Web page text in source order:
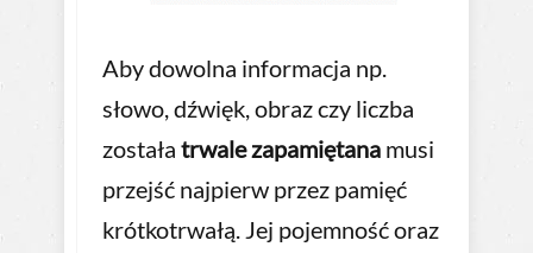
Aby dowolna informacja np.
słowo, dźwięk, obraz czy liczba
została trwale zapamiętana musi
przejść najpierw przez pamięć
krótkotrwałą. Jej pojemność oraz